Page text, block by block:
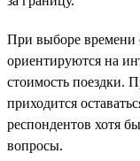
При выборе времени
ориентируются на
стоимость поездки.
приходится
респондентов хотя
вопросы.